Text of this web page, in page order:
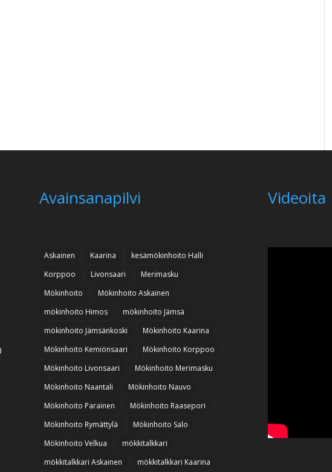
Avainsanapilvi
Askainen Kaarina
kesämökinhoito Halli
Korppoo
Livonsaari
Merimasku
Mökinhoito
Mökinhoito Askainen
mökinhoito Himos
mökinhoito Jämsä
mökinhoito Jämsänkoski
Mökinhoito Kaarina
Mökinhoito Kemiönsaari
Mökinhoito Korppoo
Mökinhoito Livonsaari
Mökinhoito Merimasku
Mökinhoito Naantali
Mökinhoito Nauvo
Mökinhoito Parainen
Mökinhoito Raasepori
Mökinhoito Rymättylä
Mökinhoito Salo
Mökinhoito Velkua
mökkitalkkari
mökkitalkkari Askainen
mökkitalkkari Kaarina
Videoita